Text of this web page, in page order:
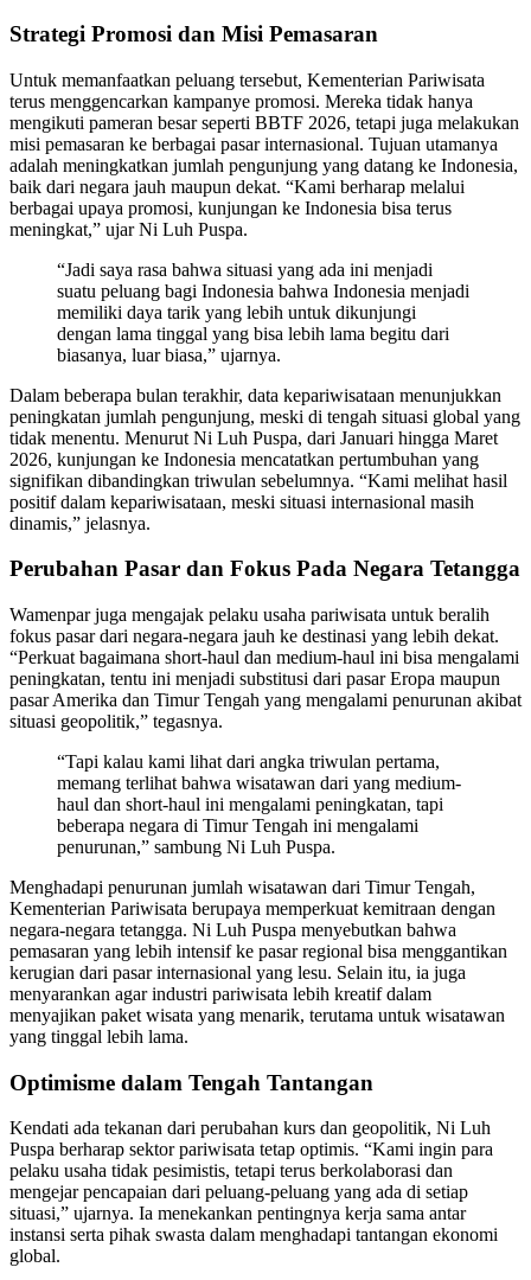
Strategi Promosi dan Misi Pemasaran
Untuk memanfaatkan peluang tersebut, Kementerian Pariwisata
terus menggencarkan kampanye promosi. Mereka tidak hanya
mengikuti pameran besar seperti BBTF 2026, tetapi juga melakukan
misi pemasaran ke berbagai pasar internasional. Tujuan utamanya
adalah meningkatkan jumlah pengunjung yang datang ke Indonesia,
baik dari negara jauh maupun dekat. “Kami berharap melalui
berbagai upaya promosi, kunjungan ke Indonesia bisa terus
meningkat,” ujar Ni Luh Puspa.
“Jadi saya rasa bahwa situasi yang ada ini menjadi
suatu peluang bagi Indonesia bahwa Indonesia menjadi
memiliki daya tarik yang lebih untuk dikunjungi
dengan lama tinggal yang bisa lebih lama begitu dari
biasanya, luar biasa,” ujarnya.
Dalam beberapa bulan terakhir, data kepariwisataan menunjukkan
peningkatan jumlah pengunjung, meski di tengah situasi global yang
tidak menentu. Menurut Ni Luh Puspa, dari Januari hingga Maret
2026, kunjungan ke Indonesia mencatatkan pertumbuhan yang
signifikan dibandingkan triwulan sebelumnya. “Kami melihat hasil
positif dalam kepariwisataan, meski situasi internasional masih
dinamis,” jelasnya.
Perubahan Pasar dan Fokus Pada Negara Tetangga
Wamenpar juga mengajak pelaku usaha pariwisata untuk beralih
fokus pasar dari negara-negara jauh ke destinasi yang lebih dekat.
“Perkuat bagaimana short-haul dan medium-haul ini bisa mengalami
peningkatan, tentu ini menjadi substitusi dari pasar Eropa maupun
pasar Amerika dan Timur Tengah yang mengalami penurunan akibat
situasi geopolitik,” tegasnya.
“Tapi kalau kami lihat dari angka triwulan pertama,
memang terlihat bahwa wisatawan dari yang medium-
haul dan short-haul ini mengalami peningkatan, tapi
beberapa negara di Timur Tengah ini mengalami
penurunan,” sambung Ni Luh Puspa.
Menghadapi penurunan jumlah wisatawan dari Timur Tengah,
Kementerian Pariwisata berupaya memperkuat kemitraan dengan
negara-negara tetangga. Ni Luh Puspa menyebutkan bahwa
pemasaran yang lebih intensif ke pasar regional bisa menggantikan
kerugian dari pasar internasional yang lesu. Selain itu, ia juga
menyarankan agar industri pariwisata lebih kreatif dalam
menyajikan paket wisata yang menarik, terutama untuk wisatawan
yang tinggal lebih lama.
Optimisme dalam Tengah Tantangan
Kendati ada tekanan dari perubahan kurs dan geopolitik, Ni Luh
Puspa berharap sektor pariwisata tetap optimis. “Kami ingin para
pelaku usaha tidak pesimistis, tetapi terus berkolaborasi dan
mengejar pencapaian dari peluang-peluang yang ada di setiap
situasi,” ujarnya. Ia menekankan pentingnya kerja sama antar
instansi serta pihak swasta dalam menghadapi tantangan ekonomi
global.